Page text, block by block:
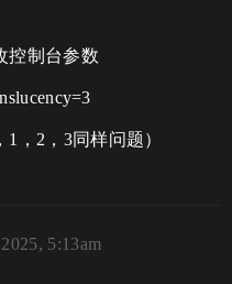
控制台参数
，2，3同样问题）
5:13am